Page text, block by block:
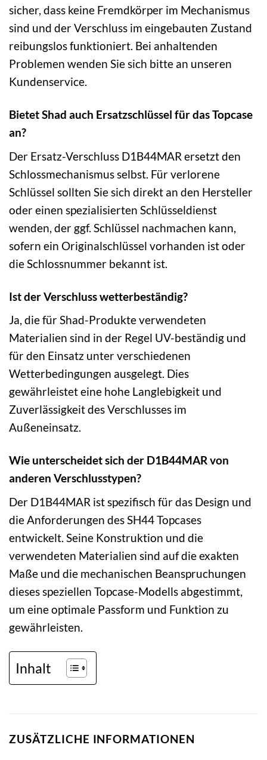
sicher, dass keine Fremdkörper im Mechanismus
sind und der Verschluss im eingebauten Zustand
reibungslos funktioniert. Bei anhaltenden
Problemen wenden Sie sich bitte an unseren
Kundenservice.
Bietet Shad auch Ersatzschlüssel für das Topcase
an?
Der Ersatz-Verschluss D1B44MAR ersetzt den
Schlossmechanismus selbst. Für verlorene
Schlüssel sollten Sie sich direkt an den Hersteller
oder einen spezialisierten Schlüsseldienst
wenden, der ggf. Schlüssel nachmachen kann,
sofern ein Originalschlüssel vorhanden ist oder
die Schlossnummer bekannt ist.
Ist der Verschluss wetterbeständig?
Ja, die für Shad-Produkte verwendeten
Materialien sind in der Regel UV-beständig und
für den Einsatz unter verschiedenen
Wetterbedingungen ausgelegt. Dies
gewährleistet eine hohe Langlebigkeit und
Zuverlässigkeit des Verschlusses im
Außeneinsatz.
Wie unterscheidet sich der D1B44MAR von
anderen Verschlusstypen?
Der D1B44MAR ist spezifisch für das Design und
die Anforderungen des SH44 Topcases
entwickelt. Seine Konstruktion und die
verwendeten Materialien sind auf die exakten
Maße und die mechanischen Beanspruchungen
dieses speziellen Topcase-Modells abgestimmt,
um eine optimale Passform und Funktion zu
gewährleisten.
Inhalt
ZUSÄTZLICHE INFORMATIONEN